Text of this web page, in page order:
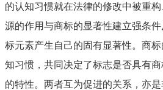
的认知习惯就在法律的修改中被重
源的作用与商标的显著性建立强条
标元素产生自己的固有显著性。商
知习惯，共同决定了标志是否具有
的特性。两者互为促进的关系，亦